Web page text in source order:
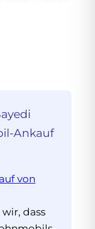
Ankauf
von
dass